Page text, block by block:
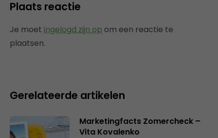
Plaats reactie
Je moet ingelogd zijn op om een reactie te
plaatsen.
Gerelateerde artikelen
Marketingfacts Zomercheck –
Vita Kovalenko